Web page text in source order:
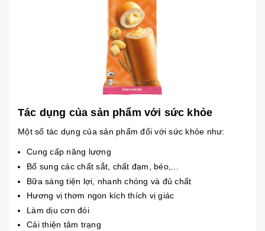
Tác dụng của sản phẩm với sức khỏe
Một số tác dụng của sản phẩm đối với sức khỏe như:
Cung cấp năng lượng
Bổ sung các chất sắt, chất đạm, béo,...
Bữa sáng tiện lợi, nhanh chóng và đủ chất
Hương vị thơm ngon kích thích vị giác
Làm dịu cơn đói
Cải thiện tâm trạng